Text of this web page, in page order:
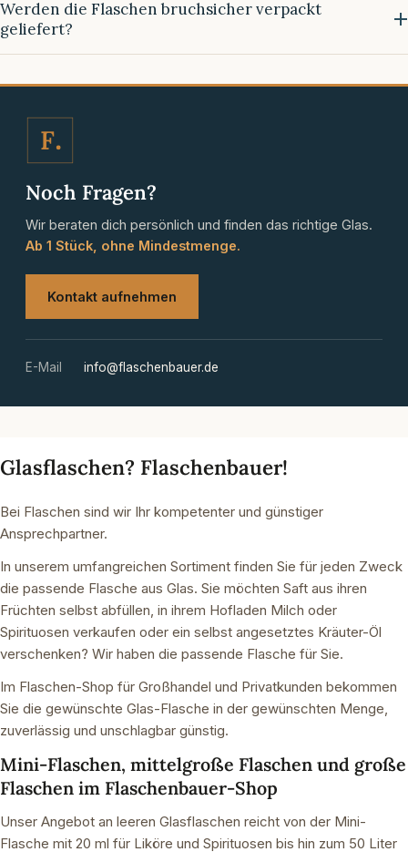
Werden die Flaschen bruchsicher verpackt
geliefert?
F
Noch Fragen?
Wir beraten dich persönlich und finden das richtige Glas.
Ab 1 Stück, ohne Mindestmenge.
Kontakt aufnehmen
E-Mail info@flaschenbauer.de
Glasflaschen? Flaschenbauer!
Bei Flaschen sind wir Ihr kompetenter und günstiger
Ansprechpartner.
In unserem umfangreichen Sortiment finden Sie für jeden Zweck
die passende Flasche aus Glas. Sie möchten Saft aus ihren
Früchten selbst abfüllen, in ihrem Hofladen Milch oder
Spirituosen verkaufen oder ein selbst angesetztes Kräuter-Öl
verschenken? Wir haben die passende Flasche für Sie.
Im Flaschen-Shop für Großhandel und Privatkunden bekommen
Sie die gewünschte Glas-Flasche in der gewünschten Menge,
zuverlässig und unschlagbar günstig.
Mini-Flaschen, mittelgroße Flaschen und große
Flaschen im Flaschenbauer-Shop
Unser Angebot an leeren Glasflaschen reicht von der Mini-
Flasche mit 20 ml für Liköre und Spirituosen bis hin zum 50 Liter